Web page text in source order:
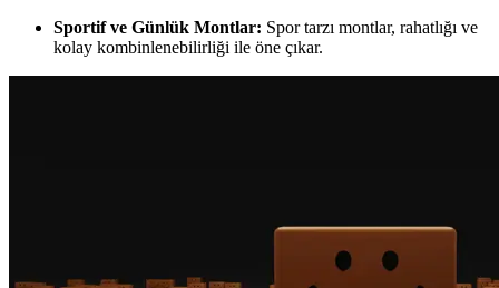
Sportif ve Günlük Montlar: Spor tarzı montlar, rahatlığı ve
kolay kombinlenebilirliği ile öne çıkar.